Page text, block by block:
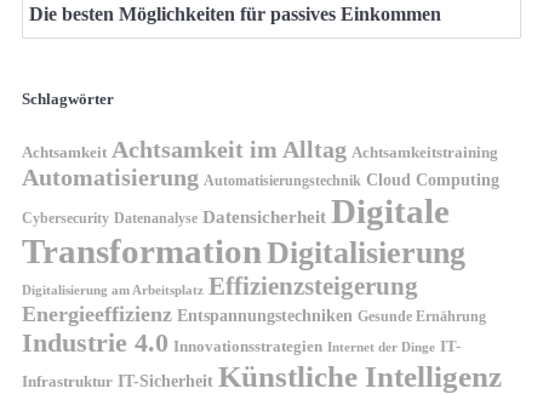
Die besten Möglichkeiten für passives Einkommen
Schlagwörter
Achtsamkeit Achtsamkeit im Alltag Achtsamkeitstraining
Automatisierung Automatisierungstechnik Cloud Computing
Cybersecurity Datenanalyse Datensicherheit Digitale
TransformationDigitalisierung
Digitalisierung am Arbeitsplatz Effizienzsteigerung
Energieeffizienz Entspannungstechniken Gesunde Ernährung
Industrie 4.0 Innovationsstrategien Internet der Dinge IT-
Infrastruktur IT-Sicherheit Künstliche Intelligenz